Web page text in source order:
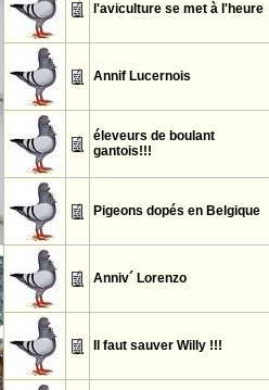
l'aviculture se met à l'heure
Annif Lucernois
éleveurs de boulant
gantois!!!
Pigeons dopés en Belgique
Anniv´ Lorenzo
Il faut sauver Willy !!!